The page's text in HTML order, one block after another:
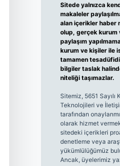
Sitede yalnızca
makaleler
alan içerikler haber
olup, gerçek kurum
paylaşım
kurum ve kişiler ile
tamamen
bilgiler taslak
niteliği taşımazlar.
Sitemiz, 5651
Teknolojileri ve
tarafından
olarak hizmet
sitedeki içerikleri
denetleme veya
yükümlülüğümüz
Ancak, üyelerimiz